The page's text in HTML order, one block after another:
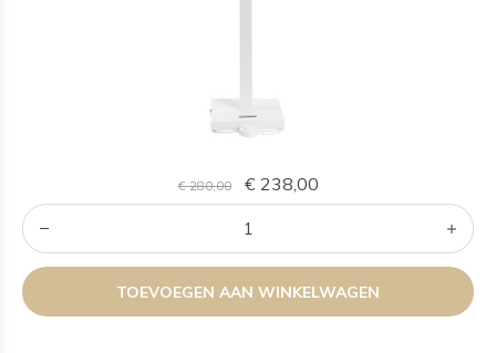
€ 280,00 € 238,00
TOEVOEGEN AAN WINKELWAGEN